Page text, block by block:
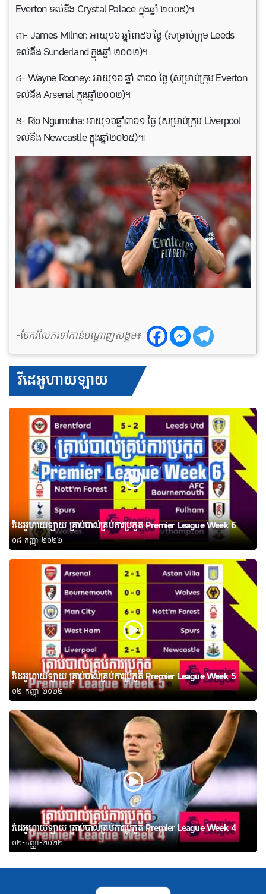
Everton ទល់នឹង Crystal Palace ក្នុងឆ្នាំ ២០០៥)។
៣- James Milner: អាយុ១៦ ឆ្នាំ៣៥៦ ថ្ងៃ (សម្រាប់ក្រុម Leeds
ទល់នឹង Sunderland ក្នុងឆ្នាំ ២០០២)។
៤- Wayne Rooney: អាយុ១៦ ឆ្នាំ ៣៦០ ថ្ងៃ (សម្រាប់ក្រុម Everton
ទល់នឹង Arsenal ក្នុងឆ្នាំ២០០២)។
៥- Rio Ngumoha: អាយុ១៦ឆ្នាំ៣៦១ ថ្ងៃ (សម្រាប់ក្រុម Liverpool
ទល់នឹង Newcastle ក្នុងឆ្នាំ២០២៥)៕
-ចែករំលែកទៅកាន់បណ្តាញសង្គម៖
វីដេអូហាយឡាយ
វីដេអូហាយឡាយ គ្រាប់បាល់គ្រប់ការប្រកួត Premier League Week 6
០៨-កញ្ញា-២០២២
វីដេអូហាយឡាយ គ្រាប់បាល់គ្រប់ការប្រកួត Premier League Week 5
០២-កញ្ញា-២០២២
វីដេអូហាយឡាយ គ្រាប់បាល់គ្រប់ការប្រកួត Premier League Week 4
០២-កញ្ញា-២០២២